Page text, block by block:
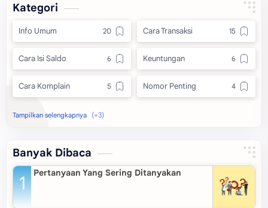
Kategori
Info Umum Cara Transaksi
Cara Isi Saldo Keuntungan
Cara Komplain Nomor Penting
Aplikasi
Banyak Dibaca
Pertanyaan Yang Sering Ditanyakan